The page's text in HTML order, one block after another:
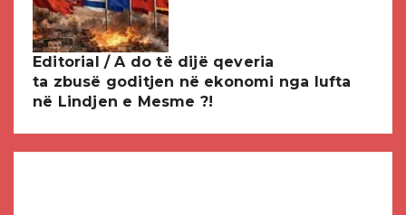
Editorial / A do të dijë qeveria
ta zbusë goditjen në ekonomi nga lufta
në Lindjen e Mesme ?!